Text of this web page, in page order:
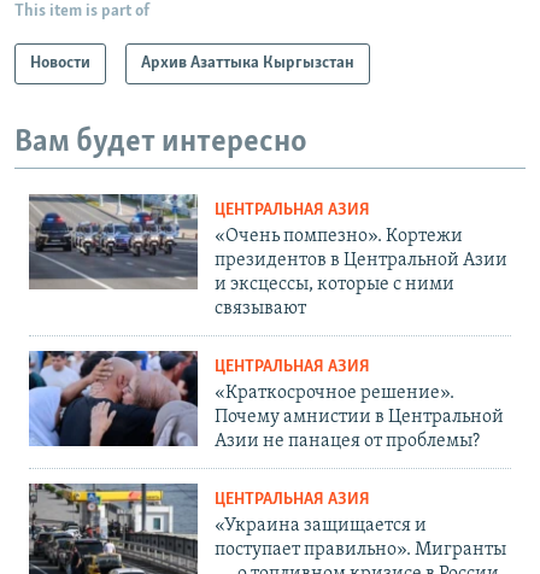
This item is part of
Новости Архив Азаттыка Кыргызстан
Вам будет интересно
ЦЕНТРАЛЬНАЯ АЗИЯ
«Очень помпезно». Кортежи
президентов в Центральной Азии
и эксцессы, которые с ними
связывают
ЦЕНТРАЛЬНАЯ АЗИЯ
«Краткосрочное решение».
Почему амнистии в Центральной
Азии не панацея от проблемы?
ЦЕНТРАЛЬНАЯ АЗИЯ
«Украина защищается и
поступает правильно». Мигранты